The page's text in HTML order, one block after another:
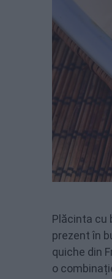
Plăcinta cu
prezent în
quiche din
o